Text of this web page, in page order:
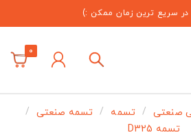
در سریع ترین زمان ممکن :)
0
صنعتی تسمه
تسمه صنعتی
تسمه D325